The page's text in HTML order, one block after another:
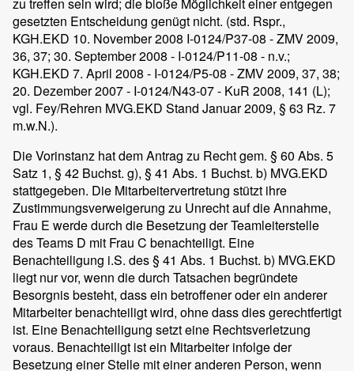
gesetzten Entscheidung genügt nicht. (std. Rspr.,
KGH.EKD 10. November 2008 I-0124/P37-08 - ZMV 2009,
36, 37; 30. September 2008 - I-0124/P11-08 - n.v.;
KGH.EKD 7. April 2008 - I-0124/P5-08 - ZMV 2009, 37, 38;
20. Dezember 2007 - I-0124/N43-07 - KuR 2008, 141 (L);
vgl. Fey/Rehren MVG.EKD Stand Januar 2009, § 63 Rz. 7
m.w.N.).
Die Vorinstanz hat dem Antrag zu Recht gem. § 60 Abs. 5
Satz 1, § 42 Buchst. g), § 41 Abs. 1 Buchst. b) MVG.EKD
stattgegeben. Die Mitarbeitervertretung stützt ihre
Zustimmungsverweigerung zu Unrecht auf die Annahme,
Frau E werde durch die Besetzung der Teamleiterstelle
des Teams D mit Frau C benachteiligt. Eine
Benachteiligung i.S. des § 41 Abs. 1 Buchst. b) MVG.EKD
liegt nur vor, wenn die durch Tatsachen begründete
Besorgnis besteht, dass ein betroffener oder ein anderer
Mitarbeiter benachteiligt wird, ohne dass dies gerechtfertigt
ist. Eine Benachteiligung setzt eine Rechtsverletzung
voraus. Benachteiligt ist ein Mitarbeiter infolge der
Besetzung einer Stelle mit einer anderen Person, wenn